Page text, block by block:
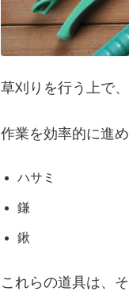
草刈りを行う上で
作業を効率的に進
ハサミ
鎌
鍬
これらの道具は、